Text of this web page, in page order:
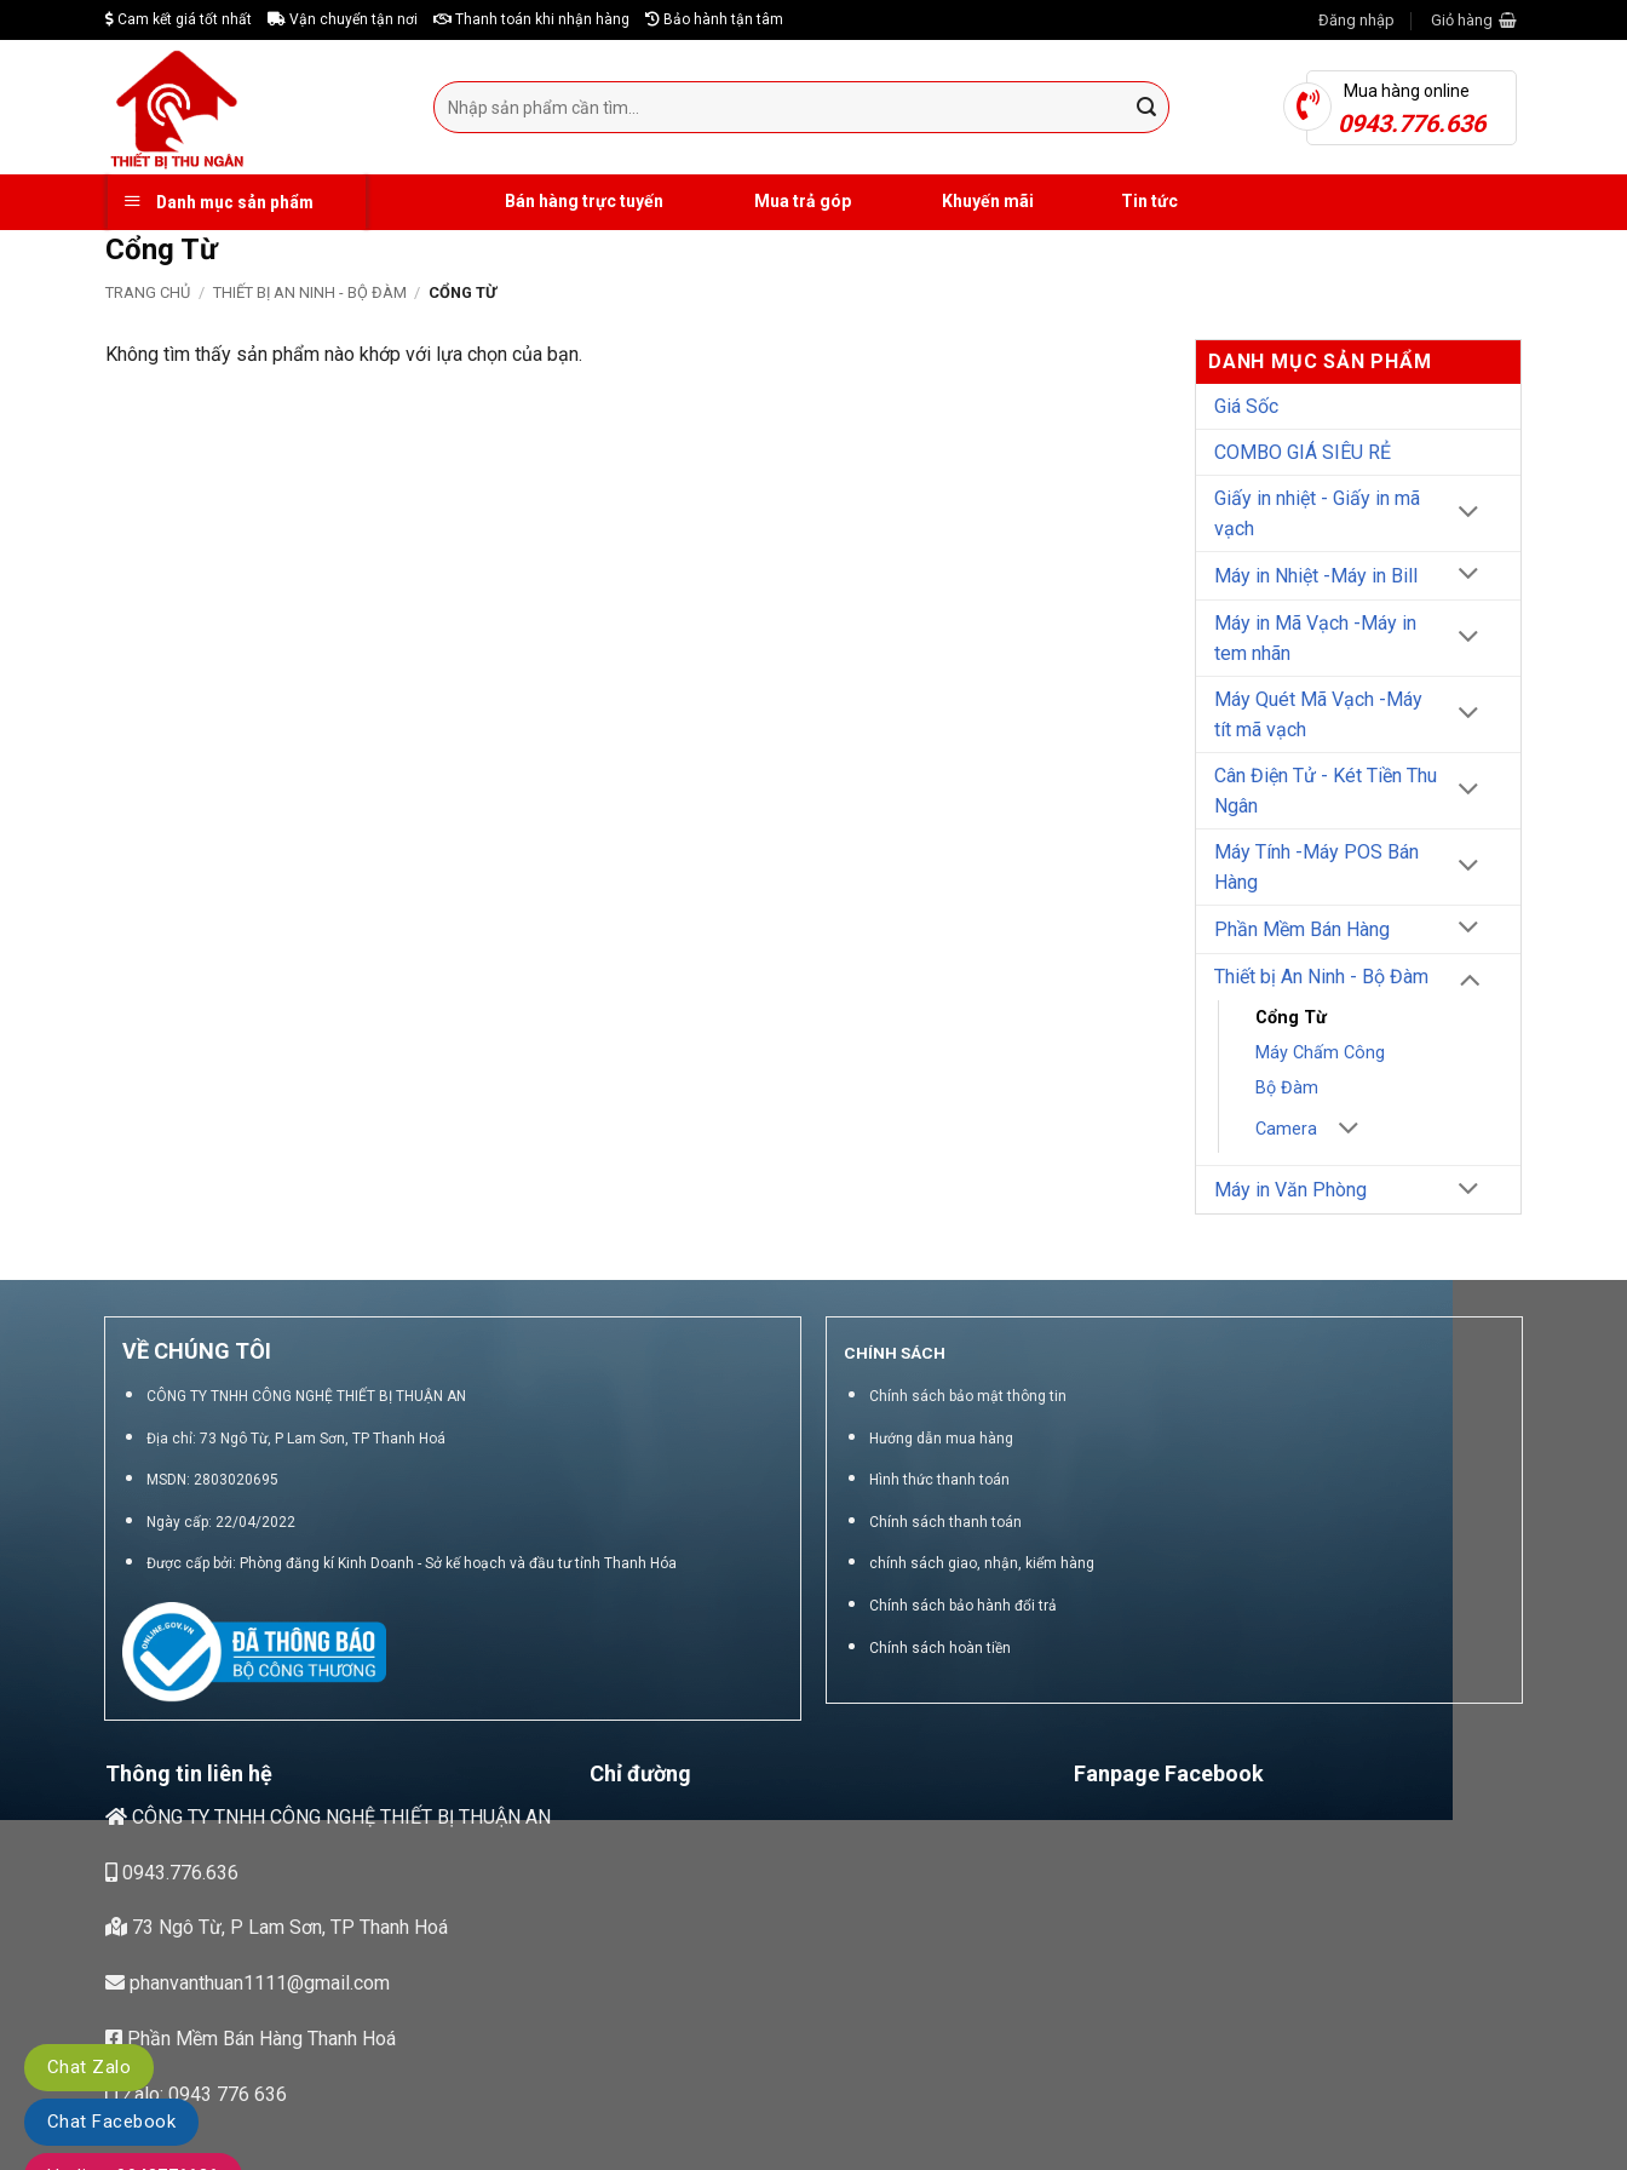
to
Cam kết giá tốt nhất Vận chuyển tận nơi Thanh toán khi nhận hàng Bảo hành tận tâm Đăng nhập Giỏ hàng
Tìm
kiếm:
Mua hàng online
0943.776.636
Danh mục sản phẩm Bán hàng trực tuyến Mua trả góp Khuyến mãi Tin tức
Cổng Từ
TRANG CHỦ / THIẾT BỊ AN NINH - BỘ ĐÀM / CỔNG TỪ
Không tìm thấy sản phẩm nào khớp với lựa chọn của bạn.
DANH MỤC SẢN PHẨM
Giá Sốc
COMBO GIÁ SIÊU RẺ
Giấy in nhiệt - Giấy in mã
vạch
Máy in Nhiệt -Máy in Bill
Máy in Mã Vạch -Máy in
tem nhãn
Máy Quét Mã Vạch -Máy
tít mã vạch
Cân Điện Tử - Két Tiền Thu
Ngân
Máy Tính -Máy POS Bán
Hàng
Phần Mềm Bán Hàng
Thiết bị An Ninh - Bộ Đàm
Cổng Từ
Máy Chấm Công
Bộ Đàm
Camera
Máy in Văn Phòng
VỀ CHÚNG TÔI
CÔNG TY TNHH CÔNG NGHỆ THIẾT BỊ THUẬN AN
Địa chỉ: 73 Ngô Từ, P Lam Sơn, TP Thanh Hoá
MSDN: 2803020695
Ngày cấp: 22/04/2022
Được cấp bởi: Phòng đăng kí Kinh Doanh - Sở kế hoạch và đầu tư tỉnh Thanh Hóa
CHÍNH SÁCH
Chính sách bảo mật thông tin
Hướng dẫn mua hàng
Hình thức thanh toán
Chính sách thanh toán
chính sách giao, nhận, kiểm hàng
Chính sách bảo hành đổi trả
Chính sách hoàn tiền
Thông tin liên hệ
CÔNG TY TNHH CÔNG NGHỆ THIẾT BỊ THUẬN AN
0943.776.636
73 Ngô Từ, P Lam Sơn, TP Thanh Hoá
phanvanthuan1111@gmail.com
Phần Mềm Bán Hàng Thanh Hoá
Zalo: 0943 776 636
Chỉ đường Fanpage Facebook
Chat Zalo
Chat Facebook